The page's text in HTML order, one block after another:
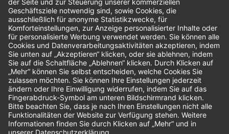
Bestellungen
Sendung verfolgen
Geprüfter Shop